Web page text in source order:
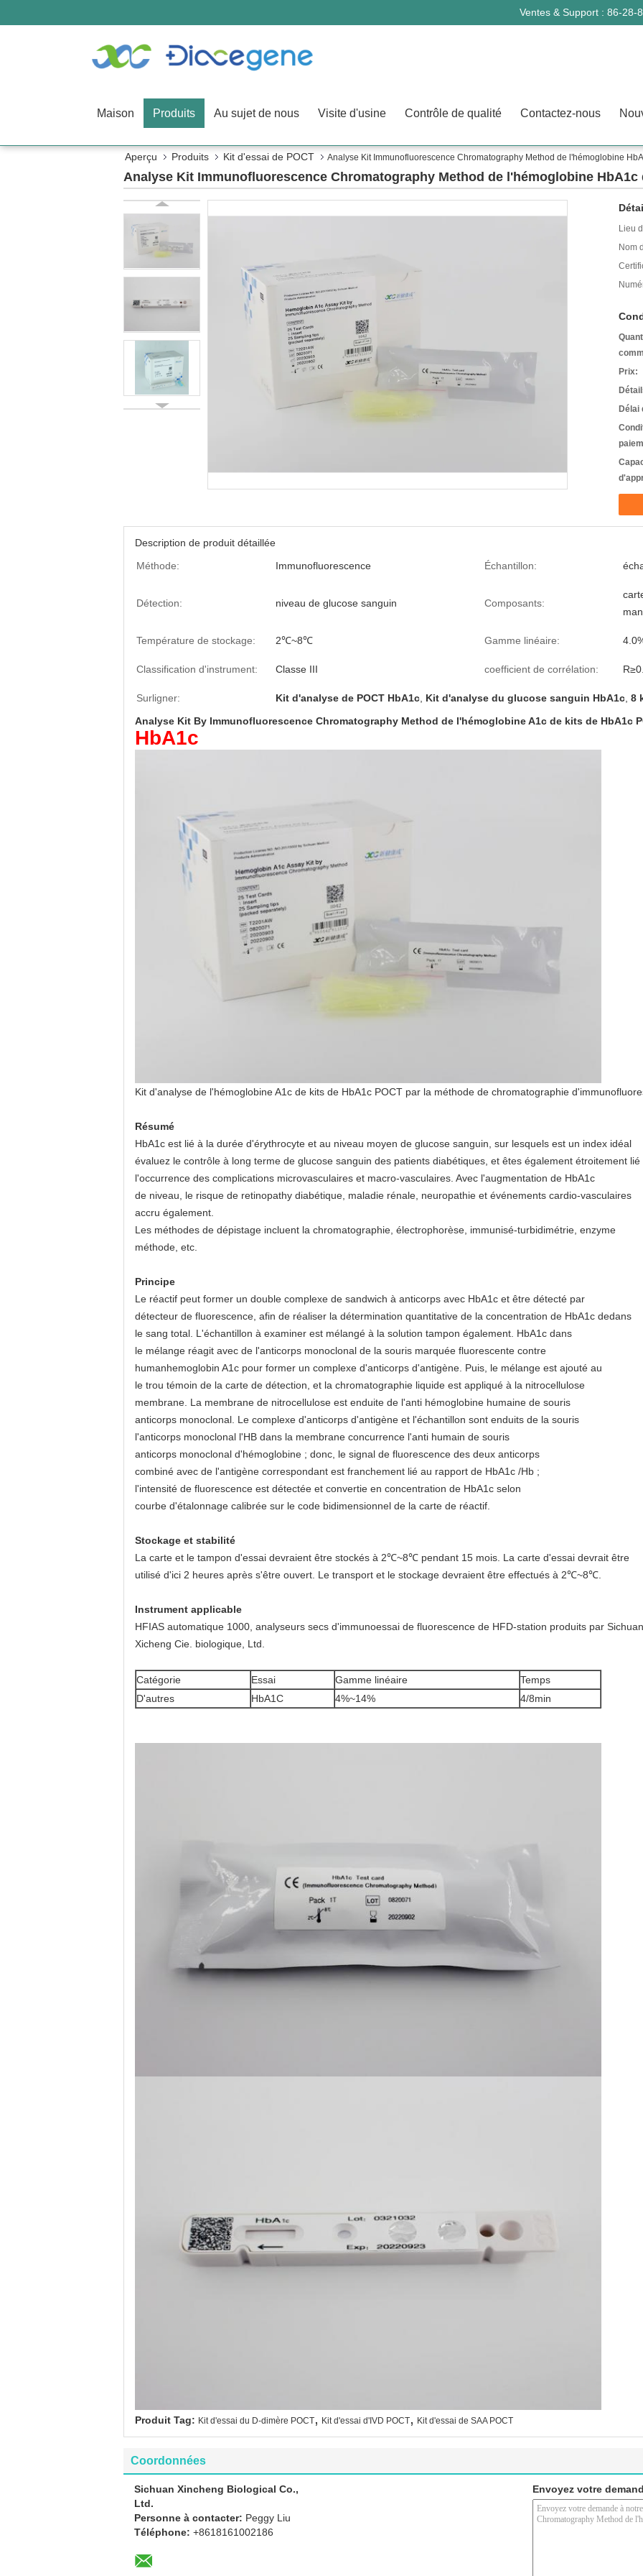
Ventes & Support : 86-28-
Maison Produits Au sujet de nous Visite d'usine Contrôle de qualité Contactez-nous
Aperçu Produits Kit d'essai de POCT Analyse Kit Immunofluorescence Chromatography Method de l'hémoglobine
Analyse Kit Immunofluorescence Chromatography Method de l'hémoglobine HbA1c
Lieu
Nom
Prix:
Délai
Description de produit détaillée
Méthode:
Immunofluorescence Échantillon:
Détection: niveau de glucose sanguin Composants:
Température de stockage: 2℃~8℃ Gamme linéaire:
Classification d'instrument: Classe III coefficient de corrélation:
Surligner: Kit d'analyse de POCT HbA1c Kit d'analyse du glucose sanguin HbA1c 8
Analyse Kit By Immunofluorescence Chromatography Method de l'hémoglobine A1c de kits de HbA1c
HbA1c
Kit d'analyse de l'hémoglobine A1c de kits de HbA1c POCT par la méthode de chromatographie
Résumé
HbA1c est lié à la durée d'érythrocyte et au niveau moyen de glucose sanguin, sur lesquels est un index idéal
évaluez le contrôle à long terme de glucose sanguin des patients diabétiques, et êtes également étroitement lié
l'occurrence des complications microvasculaires et macro-vasculaires. Avec l'augmentation de HbA1c
de niveau, le risque de retinopathy diabétique, maladie rénale, neuropathie et événements cardio-vasculaires
accru également.
Les méthodes de dépistage incluent la chromatographie, électrophorèse, immunisé-turbidimétrie, enzyme
méthode, etc.
Principe
Le réactif peut former un double complexe de sandwich à anticorps avec HbA1c et être détecté par
détecteur de fluorescence, afin de réaliser la détermination quantitative de la concentration de HbA1c dedans
le sang total. L'échantillon à examiner est mélangé à la solution tampon également. HbA1c dans
le mélange réagit avec de l'anticorps monoclonal de la souris marquée fluorescente contre
humanhemoglobin A1c pour former un complexe d'anticorps d'antigène. Puis, le mélange est ajouté au
le trou témoin de la carte de détection, et la chromatographie liquide est appliqué à la nitrocellulose
membrane. La membrane de nitrocellulose est enduite de l'anti hémoglobine humaine de souris
anticorps monoclonal. Le complexe d'anticorps d'antigène et l'échantillon sont enduits de la souris
l'anticorps monoclonal l'HB dans la membrane concurrence l'anti humain de souris
anticorps monoclonal d'hémoglobine ; donc, le signal de fluorescence des deux anticorps
combiné avec de l'antigène correspondant est franchement lié au rapport de HbA1c /Hb ;
l'intensité de fluorescence est détectée et convertie en concentration de HbA1c selon
courbe d'étalonnage calibrée sur le code bidimensionnel de la carte de réactif.
Stockage et stabilité
La carte et le tampon d'essai devraient être stockés à 2℃~8℃ pendant 15 mois. La carte d'essai devrait être
utilisé d'ici 2 heures après s'être ouvert. Le transport et le stockage devraient être effectués à 2℃~8℃.
Instrument applicable
HFIAS automatique 1000, analyseurs secs d'immunoessai de fluorescence de HFD-station produits par Sichuan
Xicheng Cie. biologique, Ltd.
Catégorie Essai Gamme linéaire
Temps
D'autres
HbA1C 4%~14% 4/8min
Produit Tag: Kit d'essai du D-dimère POCT, Kit d'essai d'IVD POCT, Kit d'essai de SAA POCT
Coordonnées
Sichuan Xincheng Biological Co.,
Ltd.
Personne à contacter: Peggy Liu
Téléphone: +8618161002186
Envoyez votre